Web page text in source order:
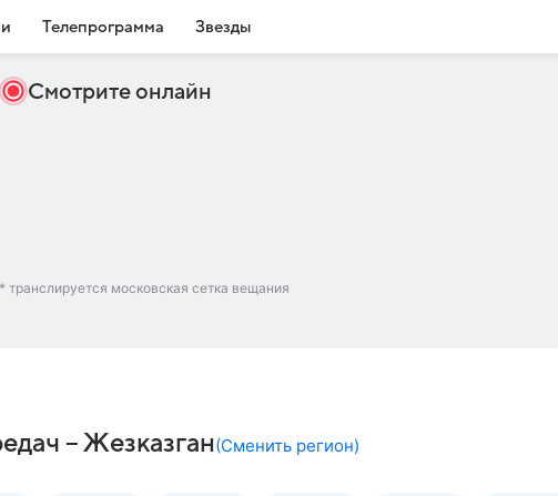
Телепрограмма Звезды
Смотрите онлайн
* транслируется московская сетка вещания
– Жезказган(Сменить регион)